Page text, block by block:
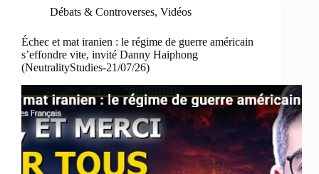
Débats & Controverses, Vidéos
Échec et mat iranien : le régime de guerre américain
s’effondre vite, invité Danny Haiphong
(NeutralityStudies-21/07/26)